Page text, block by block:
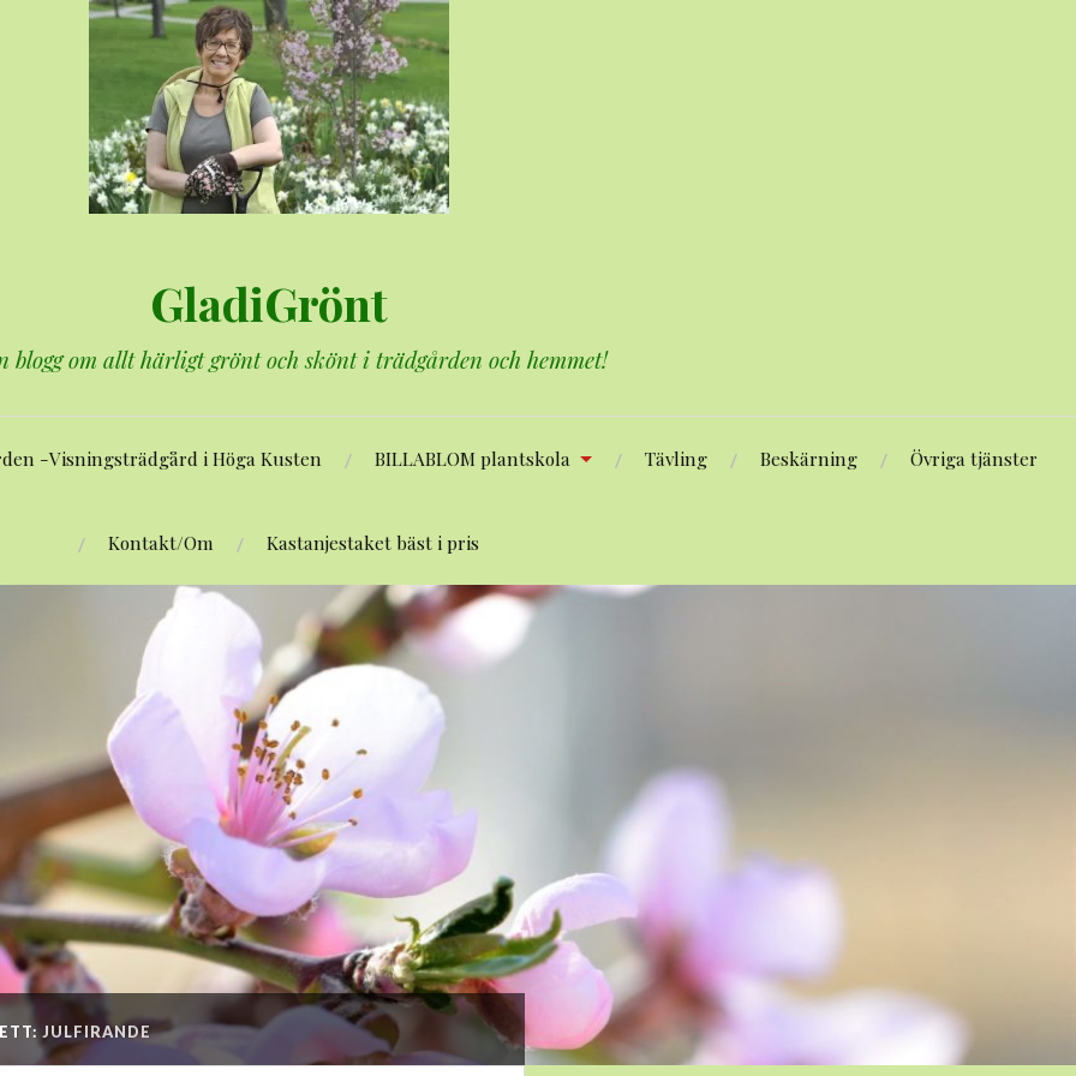
GladiGrönt
blogg om allt härligt grönt och skönt i trädgården och hemmet!
-Visningsträdgård i Höga Kusten BILLABLOM plantskola Tävling Beskärning Övriga tjänster
Kontakt/Om Kastanjestaket bäst i pris
JULFIRANDE